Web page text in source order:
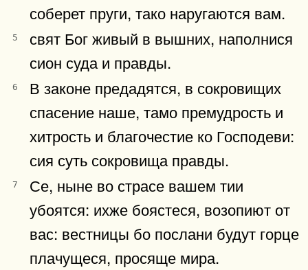
соберет пруги, тако наругаются вам.
5
свят Бог живый в вышних, наполнися
сион суда и правды.
6
В законе предадятся, в сокровищих
спасение наше, тамо премудрость и
хитрость и благочестие ко Господеви:
сия суть сокровища правды.
7
Се, ныне во страсе вашем тии
убоятся: ихже боястеся, возопиют от
вас: вестницы бо послани будут горце
плачущеся, просяще мира.